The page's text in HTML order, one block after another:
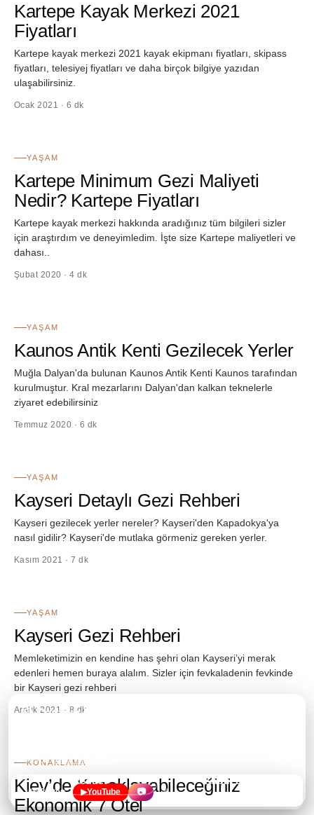
Kartepe Kayak Merkezi 2021
Fiyatları
Kartepe kayak merkezi 2021 kayak ekipmanı fiyatları, skipass
fiyatları, telesiyej fiyatları ve daha birçok bilgiye yazıdan
ulaşabilirsiniz.
Ocak 2021 · 6 dk
YAŞAM
Kartepe Minimum Gezi Maliyeti
Nedir? Kartepe Fiyatları
Kartepe kayak merkezi hakkında aradığınız tüm bilgileri sizler
için araştırdım ve deneyimledim. İşte size Kartepe maliyetleri ve
dahası..
Şubat 2020 · 4 dk
YAŞAM
Kaunos Antik Kenti Gezilecek Yerler
Muğla Dalyan'da bulunan Kaunos Antik Kenti Kaunos tarafından
kurulmuştur. Kral mezarlarını Dalyan'dan kalkan teknelerle
ziyaret edebilirsiniz
Temmuz 2020 · 6 dk
YAŞAM
Kayseri Detaylı Gezi Rehberi
Kayseri gezilecek yerler nereler? Kayseri'den Kapadokya'ya
nasıl gidilir? Kayseri'de mutlaka görmeniz gereken yerler.
Kasım 2021 · 7 dk
YAŞAM
Kayseri Gezi Rehberi
Memleketimizin en kendine has şehri olan Kayseri’yi merak
edenleri hemen buraya alalım. Sizler için fevkaladenin fevkinde
bir Kayseri gezi rehberi
Aralık 2021 · 8 dk
KONAKLAMA
Kiev’de Konaklayabileceğiniz
Ekonomik 7 Otel
✉️Yeni yazılardan ilk haberi al
✉️ Bülten ▶YouTube 📷 ×
🍪 Çerezler hakkında
istiyor. Daha fazla bilgi
Reddet Kabul Et